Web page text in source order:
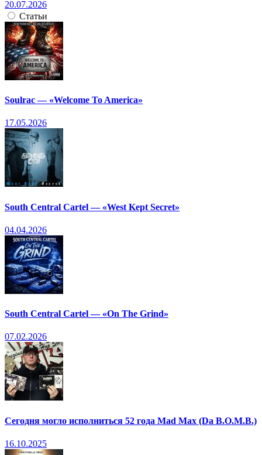
20.07.2026
Статьи
Soulrac — «Welcome To America»
17.05.2026
South Central Cartel — «West Kept Secret»
04.04.2026
South Central Cartel — «On The Grind»
07.02.2026
Сегодня могло исполниться 52 года Mad Max (Da B.O.M.B.)
16.10.2025